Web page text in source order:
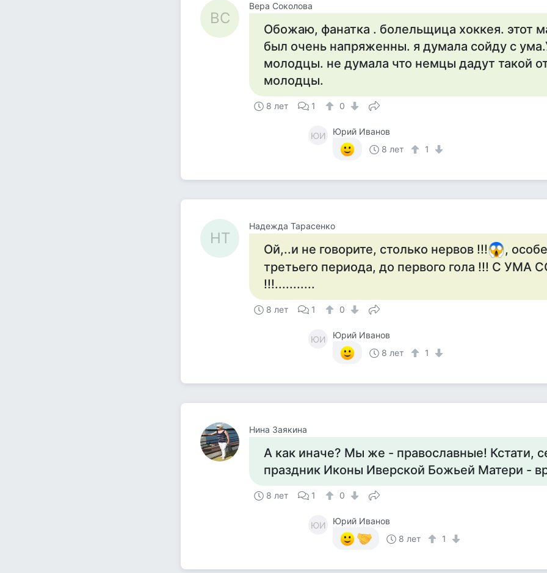
ВС
Вера Соколова
Обожаю, фанатка . болельщица хоккея. этот
был очень напряженны. я думала сойду с
молодцы. не думала что немцы дадут такой
молодцы.
8 лет 1 0
ЮИ
Юрий Иванов
8 лет
1
НТ
Надежда Тарасенко
Ой,..и не говорите, столько нервов !!!
,
третьего периода, до первого гола !!! С
!!!...........
8 лет 1 0
ЮИ
Юрий Иванов
8 лет
1
Нина Заякина
А как иначе? Мы же - православные! Кстати,
праздник Иконы Иверской Божьей Матери -
8 лет 1 0
ЮИ
Юрий Иванов
8 лет
1